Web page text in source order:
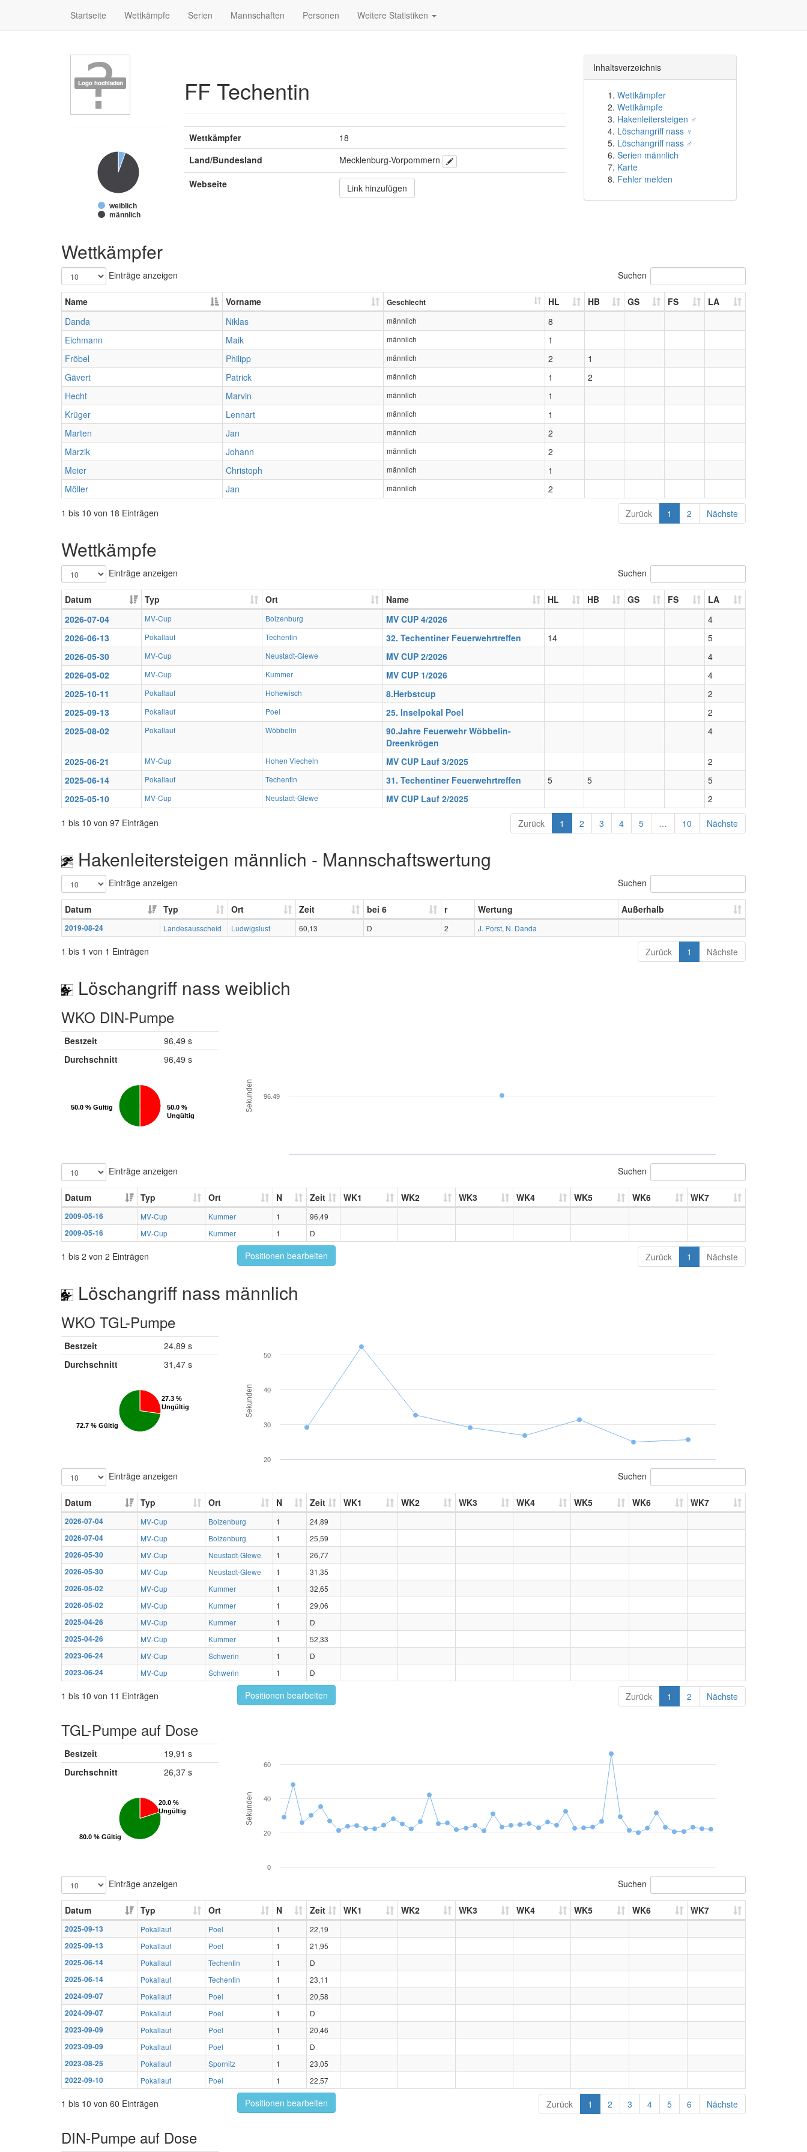
Startseite Wettkämpfe Serien Mannschaften Personen Weitere Statistiken
weiblich
männlich
FF Techentin
Wettkämpfer
18
Land/Bundesland
Mecklenburg-Vorpommern
Webseite
Link hinzufügen
Inhaltsverzeichnis
Wettkämpfer
Wettkämpfe
Hakenleitersteigen ♂
Löschangriff nass ♀
Löschangriff nass ♂
Serien männlich
Karte
Fehler melden
Wettkämpfer
Einträge anzeigen Suchen
Name Vorname Geschlecht HL HB GS FS
LA
Danda
Niklas männlich
8
Eichmann
Maik männlich
1
Fröbel
Philipp männlich 2
1
Gävert
Patrick männlich 1
2
Hecht
Marvin männlich
1
Krüger
Lennart männlich
1
Marten
Jan männlich
2
Marzik
Johann männlich
2
Meier
Christoph männlich
1
Möller
Jan männlich
2
1 bis 10 von 18 Einträgen
Zurück 1 2 Nächste
Wettkämpfe
Einträge anzeigen Suchen
Datum Typ Ort Name HL HB GS FS
LA
2026-07-04
MV-Cup Boizenburg MV CUP 4/2026
4
2026-06-13
Pokallauf Techentin 32. Techentiner Feuerwehrtreffen 14
5
2026-05-30
MV-Cup Neustadt-Glewe MV CUP 2/2026
4
2026-05-02
MV-Cup Kummer MV CUP 1/2026
4
2025-10-11
Pokallauf Hohewisch 8.Herbstcup
2
2025-09-13
Pokallauf Poel 25. Inselpokal Poel
2
2025-08-02
Pokallauf Wöbbelin
90.Jahre Feuerwehr Wöbbelin-
Dreenkrögen
4
2025-06-21 MV-Cup Hohen Viecheln MV CUP Lauf 3/2025
2
2025-06-14
Pokallauf Techentin 31. Techentiner Feuerwehrtreffen 5 5
5
2025-05-10
MV-Cup Neustadt-Glewe MV CUP Lauf 2/2025
2
1 bis 10 von 97 Einträgen
Zurück 1 2 3 4 5 … 10 Nächste
Hakenleitersteigen männlich - Mannschaftswertung
Einträge anzeigen Suchen
Datum Typ Ort Zeit bei 6 r Wertung Außerhalb
2019-08-24 Landesausscheid Ludwigslust 60,13 D 2 J. Porst, N. Danda
1 bis 1 von 1 Einträgen Zurück 1 Nächste
Löschangriff nass weiblich
WKO DIN-Pumpe
Bestzeit
96,49 s
Durchschnitt
96,49 s
50.0 %
Ungültig
50.0 %
Ungültig
50.0 % Gültig
50.0 % Gültig Sekunden 96.49
Einträge anzeigen Suchen
Datum Typ Ort N Zeit WK1 WK2 WK3 WK4 WK5 WK6 WK7
2009-05-16 MV-Cup Kummer 1
96,49
2009-05-16
MV-Cup Kummer 1 D
1 bis 2 von 2 Einträgen Positionen bearbeiten Zurück 1 Nächste
Löschangriff nass männlich
WKO TGL-Pumpe
Bestzeit
24,89 s
Durchschnitt
31,47 s
27.3 %
Ungültig
27.3 %
Ungültig
72.7 % Gültig
72.7 % Gültig
Sekunden
20
30
40
50
Einträge anzeigen Suchen
Datum Typ Ort N Zeit WK1 WK2 WK3 WK4 WK5 WK6 WK7
2026-07-04 MV-Cup Boizenburg 1
24,89
2026-07-04
MV-Cup Boizenburg 1
25,59
2026-05-30
MV-Cup Neustadt-Glewe 1
26,77
2026-05-30
MV-Cup Neustadt-Glewe 1
31,35
2026-05-02
MV-Cup Kummer 1
32,65
2026-05-02
MV-Cup Kummer 1
29,06
2025-04-26
MV-Cup Kummer 1
D
2025-04-26
MV-Cup Kummer 1
52,33
2023-06-24
MV-Cup Schwerin 1
D
2023-06-24
MV-Cup Schwerin 1 D
1 bis 10 von 11 Einträgen Positionen bearbeiten Zurück 1 2 Nächste
TGL-Pumpe auf Dose
Bestzeit
19,91 s
Durchschnitt
26,37 s
20.0 %
Ungültig
20.0 %
Ungültig
80.0 % Gültig
80.0 % Gültig
Sekunden
0
20
40
60
Einträge anzeigen Suchen
Datum Typ Ort N Zeit WK1 WK2 WK3 WK4 WK5 WK6 WK7
2025-09-13 Pokallauf Poel 1
22,19
2025-09-13
Pokallauf Poel 1
21,95
2025-06-14
Pokallauf Techentin 1
D
2025-06-14
Pokallauf Techentin 1
23,11
2024-09-07
Pokallauf Poel 1
20,58
2024-09-07
Pokallauf Poel 1
D
2023-09-09
Pokallauf Poel 1
20,46
2023-09-09
Pokallauf Poel 1
D
2023-08-25
Pokallauf Spornitz 1
23,05
2022-09-10
Pokallauf Poel 1 22,57
1 bis 10 von 60 Einträgen Positionen bearbeiten Zurück 1 2 3 4 5 6 Nächste
DIN-Pumpe auf Dose